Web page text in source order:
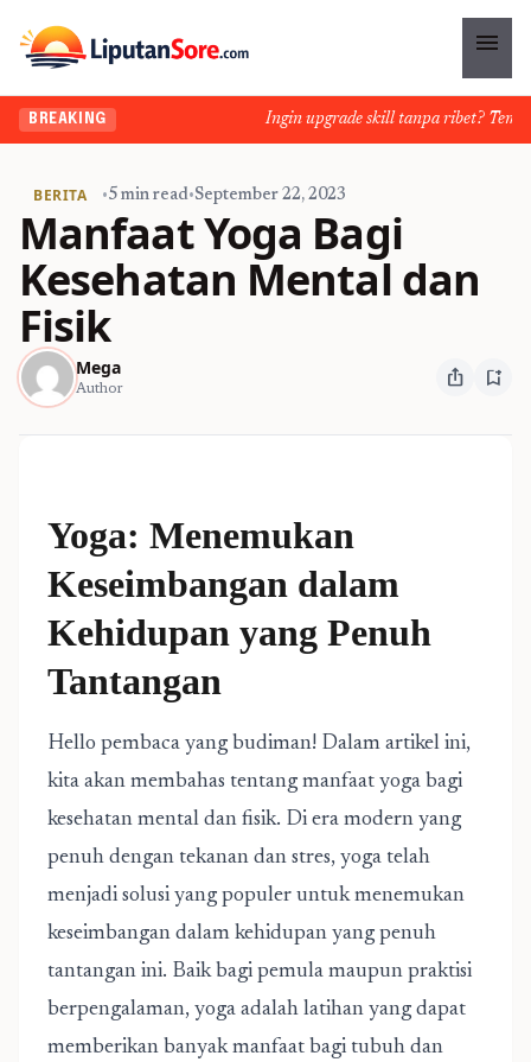
menu
BREAKING Ingin upgrade skill tanpa ribet?
BERITA •5 min read•September 22, 2023
Manfaat Yoga Bagi
Kesehatan Mental dan
Fisik
Mega
Author ios_share bookmark_add
Yoga: Menemukan
Keseimbangan dalam
Kehidupan yang Penuh
Tantangan
Hello pembaca yang budiman! Dalam artikel ini,
kita akan membahas tentang manfaat yoga bagi
kesehatan mental dan fisik. Di era modern yang
penuh dengan tekanan dan stres, yoga telah
menjadi solusi yang populer untuk menemukan
keseimbangan dalam kehidupan yang penuh
tantangan ini. Baik bagi pemula maupun praktisi
berpengalaman, yoga adalah latihan yang dapat
memberikan banyak manfaat bagi tubuh dan